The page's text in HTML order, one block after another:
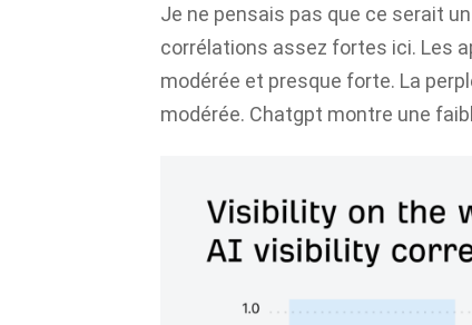
Je ne pensais pas que ce serait
corrélations assez fortes ici. Les
modérée et presque forte. La
modérée. Chatgpt montre une